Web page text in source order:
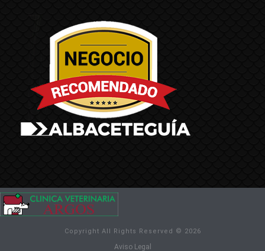
Copyright All Rights Reserved © 2026
Aviso Legal